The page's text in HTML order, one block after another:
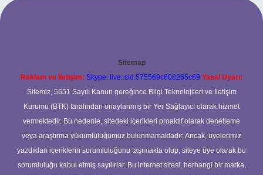
Sitemap
Reklam ve İletişim: Skype: live:.cid.575569c608265c69 Yasal Uyarı:
Sitemiz, 5651 Sayılı Kanun gereğince Bilgi Teknolojileri ve İletişim
Kurumu (BTK) tarafından onaylanmış bir Yer Sağlayıcı olarak hizmet
vermektedir. Bu nedenle, sitedeki içerikleri proaktif olarak denetleme
veya araştırma yükümlülüğümüz bulunmamaktadır. Ancak, üyelerimiz
yazdıkları içeriklerin sorumluluğunu taşımakta olup, siteye üye olarak bu
sorumluluğu kabul etmiş sayılırlar. Bu internet sitesi, herhangi bir marka,